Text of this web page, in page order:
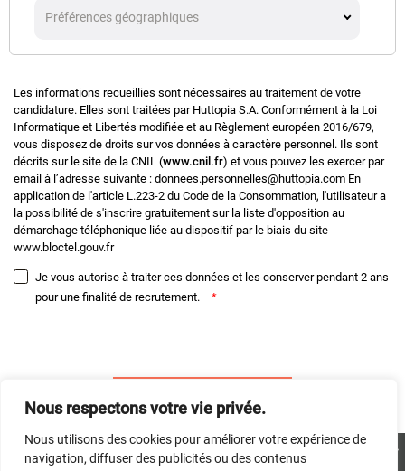
Nous respectons votre vie privée.
Nous utilisons des cookies pour améliorer votre expérience de
navigation, diffuser des publicités ou des contenus
Préférences géographiques
Les informations recueillies sont nécessaires au traitement de votre
candidature. Elles sont traitées par Huttopia S.A. Conformément à la Loi
Informatique et Libertés modifiée et au Règlement européen 2016/679,
vous disposez de droits sur vos données à caractère personnel. Ils sont
décrits sur le site de la CNIL (www.cnil.fr) et vous pouvez les exercer par
email à l’adresse suivante : donnees.personnelles@huttopia.com En
application de l'article L.223-2 du Code de la Consommation, l'utilisateur a
la possibilité de s'inscrire gratuitement sur la liste d'opposition au
démarchage téléphonique liée au dispositif par le biais du site
www.bloctel.gouv.fr
Je vous autorise à traiter ces données et les conserver pendant 2 ans
pour une finalité de recrutement.
*
Envoyer
Mentions légales
Politique de protection des données
Autres sites du groupe